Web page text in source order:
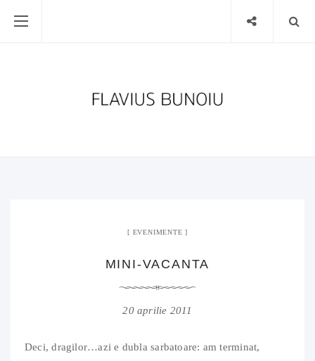
EVENIMENTE
MINI-VACANTA
20 aprilie 2011
Deci, dragilor…azi e dubla sarbatoare: am terminat,